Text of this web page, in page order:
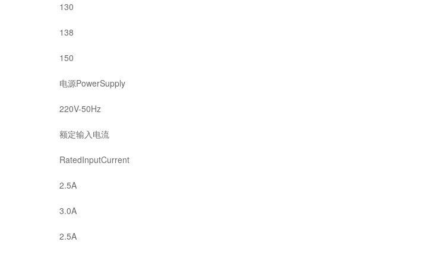
130
138
150
电源PowerSupply
220V-50Hz
额定输入电流
RatedInputCurrent
2.5A
3.0A
2.5A